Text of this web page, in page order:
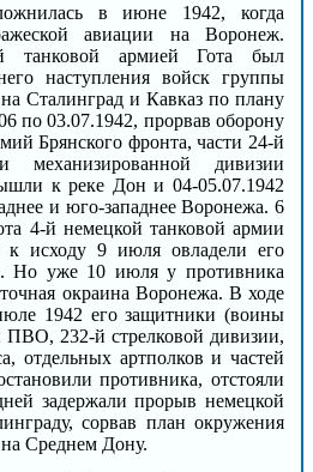
в июне 1942, когда
авиации на Воронеж.
танковой армией Гота был
наступления войск группы
Сталинград и Кавказ по плану
по 03.07.1942, прорвав оборону
Брянского фронта, части 24-й
механизированной дивизии
к реке Дон и 04-05.07.1942
и юго-западнее Воронежа. 6
4-й немецкой танковой армии
к исходу 9 июля овладели его
Но уже 10 июля у противника
окраина Воронежа. В ходе
1942 его защитники (воины
ПВО, 232-й стрелковой дивизии,
отдельных артполков и частей
противника, отстояли
задержали прорыв немецкой
сорвав план окружения
Среднем Дону.